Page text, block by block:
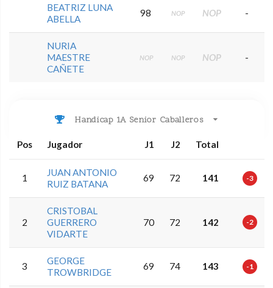
BEATRIZ LUNA
ABELLA
98 NOP NOP -
NURIA
MAESTRE
CAÑETE
NOP NOP NOP -
Handicap 1A Senior Caballeros
Pos Jugador J1 J2 Total
1
JUAN ANTONIO
RUIZ BATANA
69 72 141 -3
2
CRISTOBAL
GUERRERO
VIDARTE
70 72 142 -2
3
GEORGE
TROWBRIDGE
69 74 143 -1